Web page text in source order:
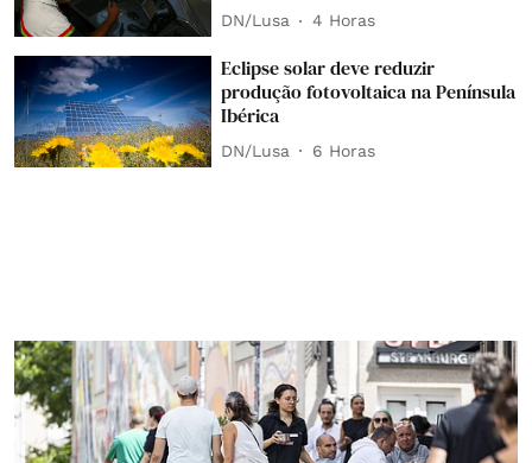
DN/Lusa 4 Horas
Eclipse solar deve reduzir
produção fotovoltaica na Península
Ibérica
DN/Lusa 6 Horas